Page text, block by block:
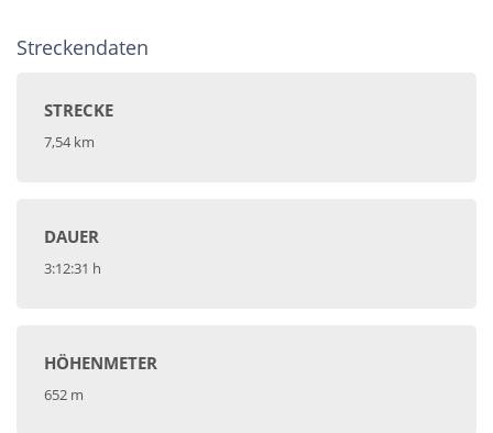
Streckendaten
STRECKE
7,54 km
DAUER
3:12:31 h
HÖHENMETER
652 m